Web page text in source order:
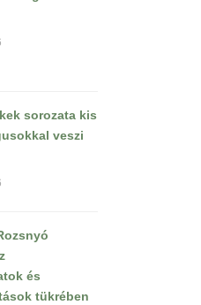
sorozata kis
veszi
és
tükrében